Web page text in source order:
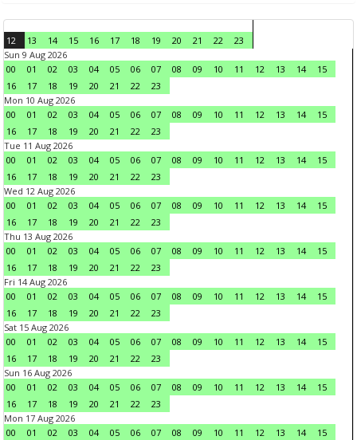
12 13 14 15 16 17 18 19 20 21 22
23
Sun 9 Aug 2026
00
01 02 03 04 05 06 07 08 09 10 11 12 13 14
15
16
17 18 19 20 21 22
23
Mon 10 Aug 2026
00
01 02 03 04 05 06 07 08 09 10 11 12 13 14
15
16
17 18 19 20 21 22
23
Tue 11 Aug 2026
00
01 02 03 04 05 06 07 08 09 10 11 12 13 14
15
16
17 18 19 20 21 22
23
Wed 12 Aug 2026
00
01 02 03 04 05 06 07 08 09 10 11 12 13 14
15
16
17 18 19 20 21 22
23
Thu 13 Aug 2026
00
01 02 03 04 05 06 07 08 09 10 11 12 13 14
15
16
17 18 19 20 21 22
23
Fri 14 Aug 2026
00
01 02 03 04 05 06 07 08 09 10 11 12 13 14
15
16
17 18 19 20 21 22
23
Sat 15 Aug 2026
00
01 02 03 04 05 06 07 08 09 10 11 12 13 14
15
16
17 18 19 20 21 22
23
Sun 16 Aug 2026
00
01 02 03 04 05 06 07 08 09 10 11 12 13 14
15
16
17 18 19 20 21 22
23
Mon 17 Aug 2026
00
01 02 03 04 05 06 07 08 09 10 11 12 13 14 15